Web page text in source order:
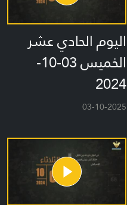
اليوم الحادي عشر
الخميس 03-10-
2024
03-10-2025